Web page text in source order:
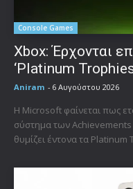
Console Games
Xbox: Έρχονται
‘Platinum
Aniram - 6 Αυγούστου 2026
Η Microsoft φαίνεται πως
σύστημα των Achievements
θυμίζει έντονα τα Platinum